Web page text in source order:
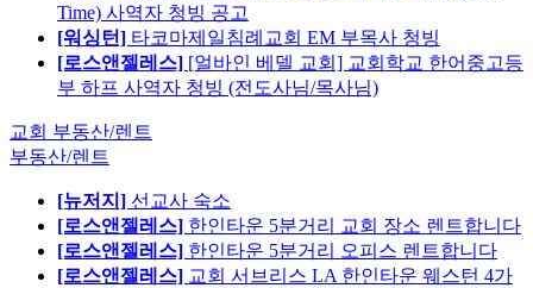
Time) 사역자 청빙 공고
[워싱턴] 타코마제일침례교회 EM 부목사 청빙
[로스앤젤레스] [얼바인 베델 교회] 교회학교 한어중고등
부 하프 사역자 청빙 (전도사님/목사님)
교회 부동산/렌트
부동산/렌트
[뉴저지] 선교사 숙소
[로스앤젤레스] 한인타운 5분거리 교회 장소 렌트합니다
[로스앤젤레스] 한인타운 5분거리 오피스 렌트합니다
[로스앤젤레스] 교회 서브리스 LA 한인타운 웨스턴 4가